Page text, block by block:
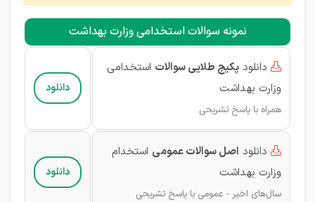
نمونه سوالات استخدامی وزارت بهداشت
 دانلود پکیج طلایی سوالات استخدامی
وزارت بهداشت
همراه با پاسخ تشریحی
دانلود
 دانلود اصل سوالات عمومی استخدام
وزارت بهداشت
سال‌های اخیر - عمومی با پاسخ تشریحی
دانلود